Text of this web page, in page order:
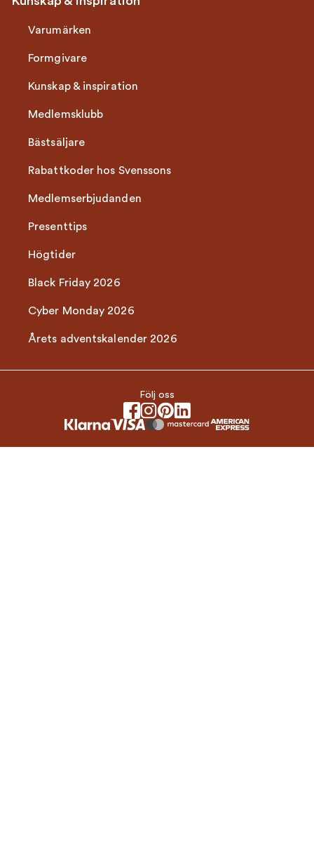
Varumärken
Formgivare
Kunskap & inspiration
Medlemsklubb
Bästsäljare
Rabattkoder hos Svenssons
Medlemserbjudanden
Presenttips
Högtider
Black Friday 2026
Cyber Monday 2026
Årets adventskalender 2026
Följ oss